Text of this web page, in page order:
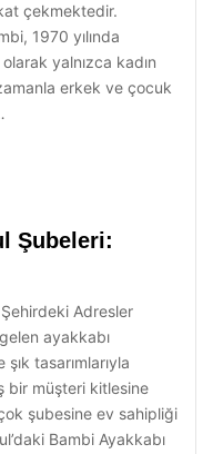
çekmektedir.
1970 yılında
yalnızca kadın
erkek ve çocuk
Şubeleri:
Adresler
ayakkabı
tasarımlarıyla
bir müşteri kitlesine
şubesine ev sahipliği
Bambi Ayakkabı